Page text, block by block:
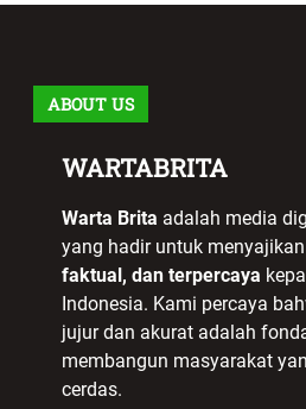
ABOUT US
WARTABRITA
Warta Brita adalah media
yang hadir untuk
faktual, dan terpercaya
Indonesia. Kami percaya
jujur dan akurat adalah
membangun masyarakat
cerdas.